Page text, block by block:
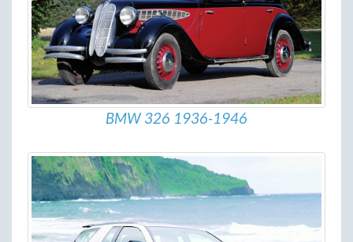
BMW 326 1936-1946